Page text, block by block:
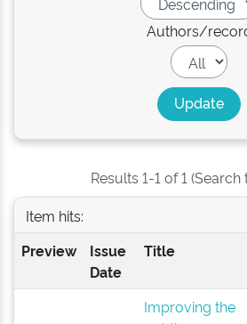
Authors/
Results 1-1 of 1
Item hits:
Preview
Issue
Date
Title
Improving the